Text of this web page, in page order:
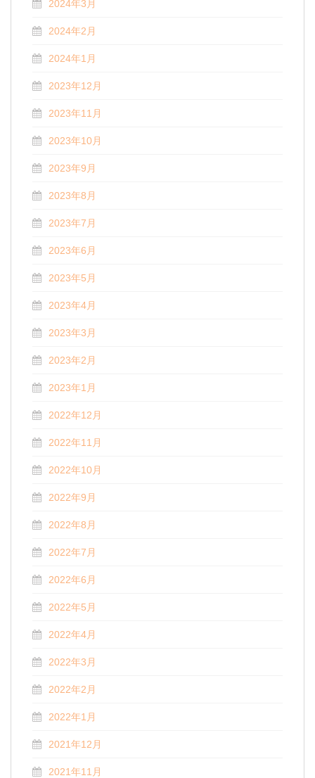
2024年3月
2024年2月
2024年1月
2023年12月
2023年11月
2023年10月
2023年9月
2023年8月
2023年7月
2023年6月
2023年5月
2023年4月
2023年3月
2023年2月
2023年1月
2022年12月
2022年11月
2022年10月
2022年9月
2022年8月
2022年7月
2022年6月
2022年5月
2022年4月
2022年3月
2022年2月
2022年1月
2021年12月
2021年11月